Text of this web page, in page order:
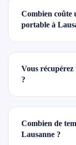
Combien coûte
portable à
Vous
?
Combien de
Lausanne ?